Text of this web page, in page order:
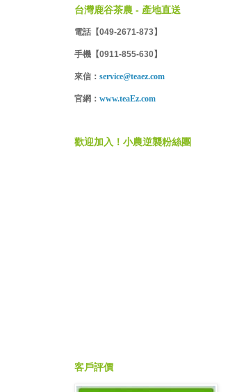
台灣鹿谷茶農 - 產地直送
電話【049-2671-873】
手機【0911-855-630】
來信： service@teaez.com
官網： www.teaEz.com
歡迎加入！小農逆襲粉絲團
客戶評價